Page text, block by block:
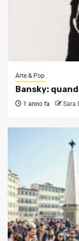
Arte & Pop
Bansky:
1 anno fa Sara